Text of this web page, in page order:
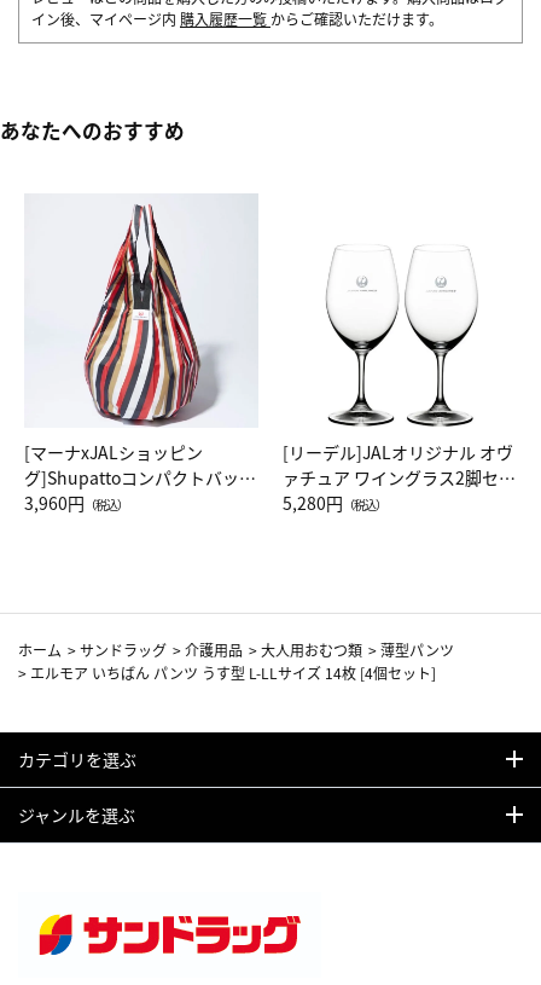
イン後、マイページ内 購入履歴一覧 からご確認いただけます。
あなたへのおすすめ
[マーナxJALショッピン
グ]Shupattoコンパクトバッグ
Drop JAL客室乗務員（LC）ス
3,960円 （税込）
[リーデル]JALオリジナル オヴ
ァチュア ワイングラス2脚セッ
ト（レッドワイン）
5,280円 （税込）
ホーム >サンドラッグ >介護用品 >大人用おむつ類 >薄型パンツ
> エルモア いちばん パンツ うす型 L-LLサイズ 14枚 [4個セット]
カテゴリを選ぶ
ジャンルを選ぶ